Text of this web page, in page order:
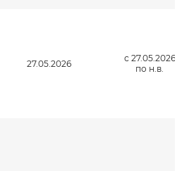
27.05.2026
с 27.05.2026
по н.в.
Я даю согласие на обработку